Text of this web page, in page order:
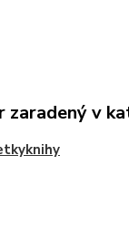
zaradený v